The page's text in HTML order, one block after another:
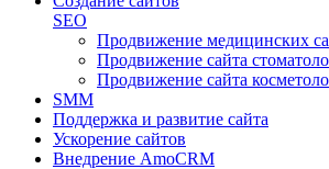
SEO
Продвижение медицинских
Продвижение сайта
Продвижение сайта
SMM
Поддержка и развитие сайта
Ускорение сайтов
Внедрение AmoCRM